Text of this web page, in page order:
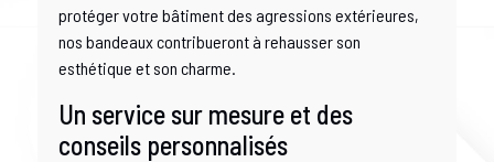
protéger votre bâtiment des agressions extérieures,
nos bandeaux contribueront à rehausser son
esthétique et son charme.
Un service sur mesure et des
conseils personnalisés